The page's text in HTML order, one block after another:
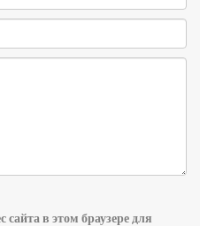
в этом браузере для